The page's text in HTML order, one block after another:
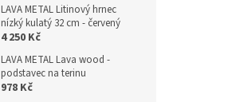
LAVA METAL Litinový hrnec
nízký kulatý 32 cm - červený
4 250 Kč
LAVA METAL Lava wood -
podstavec na terinu
978 Kč